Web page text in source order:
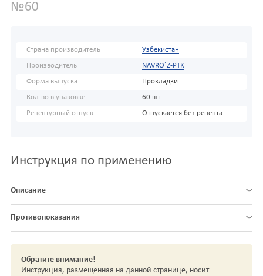
№60
Страна производитель Узбекистан
Производитель NAVRO`Z-PTK
Форма выпуска Прокладки
Кол-во в упаковке 60 шт
Рецептурный отпуск Отпускается без рецепта
Инструкция по применению
Описание
Противопоказания
Обратите внимание!
Инструкция, размещенная на данной странице, носит